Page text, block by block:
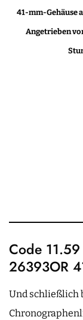
41-mm-Gehäuse
Angetrieben
Code
26393OR
Und schließlich